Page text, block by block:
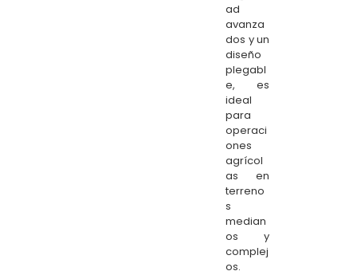
ad
avanza
dos y un
diseño
plegabl
e, es
ideal
para
operaci
ones
agrícol
as en
terreno
s
median
os y
complej
os.